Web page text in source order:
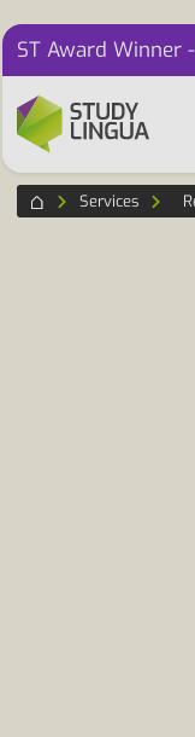
ST Award Winner
Services